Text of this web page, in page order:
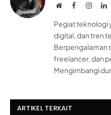
WebsiteFacebook
Pegiat teknologi
digital, dan tren
Berpengalaman
freelancer, dan
Mengimbangi
ARTIKEL TERKAIT